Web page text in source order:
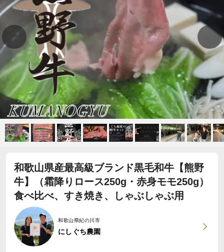
和歌山県産最高級ブランド黒毛和牛【熊野
牛】（霜降りロース250g・赤身モモ250g）
食べ比べ、すき焼き、しゃぶしゃぶ用
和歌山県紀の川市
にしぐち農園